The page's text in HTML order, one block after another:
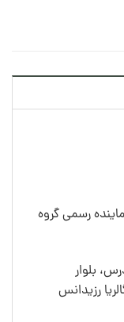
رسمی گروه
بلوار
رزیدانس